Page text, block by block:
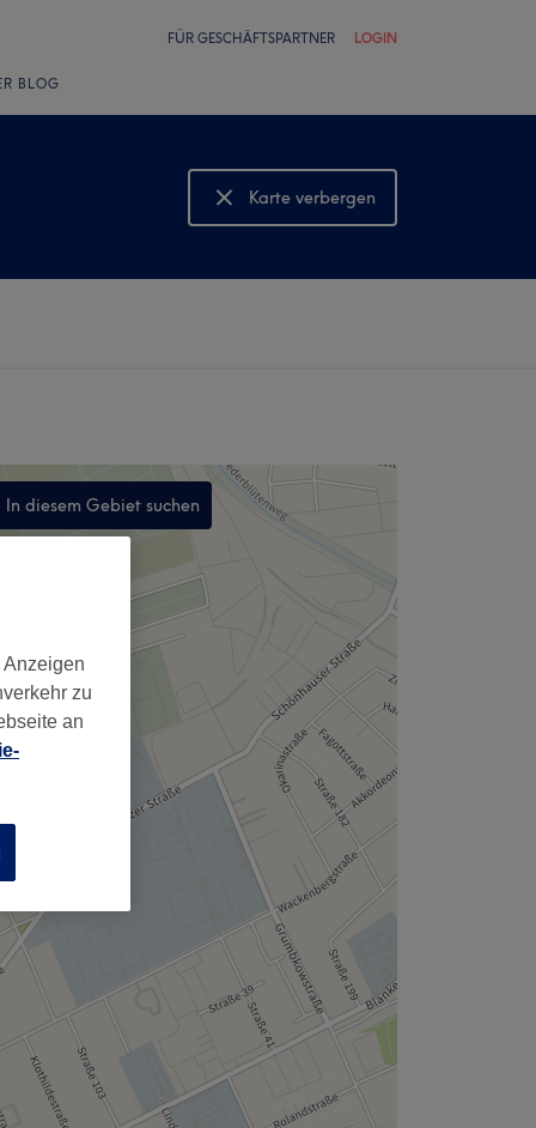
FÜR GESCHÄFTSPARTNER LOGIN
BLOG
Karte verbergen
Karte anzeigen
In diesem Gebiet suchen
,
zu
an